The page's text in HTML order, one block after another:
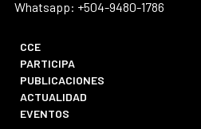
Whatsapp: +504-9480-1786
CCE
PARTICIPA
PUBLICACIONES
ACTUALIDAD
EVENTOS